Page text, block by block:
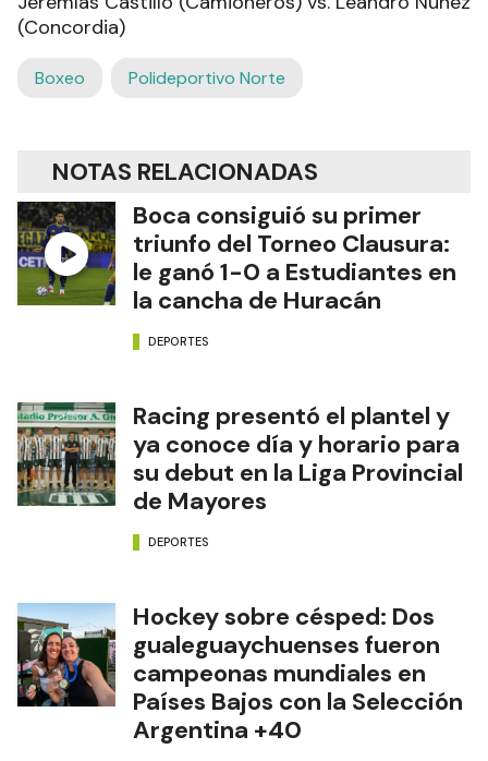
(Concordia)
Boxeo Polideportivo Norte
NOTAS RELACIONADAS
Boca consiguió su primer
triunfo del Torneo Clausura:
le ganó 1-0 a Estudiantes en
la cancha de Huracán
DEPORTES
Racing presentó el plantel y
ya conoce día y horario para
su debut en la Liga Provincial
de Mayores
DEPORTES
Hockey sobre césped: Dos
gualeguaychuenses fueron
campeonas mundiales en
Países Bajos con la Selección
Argentina +40